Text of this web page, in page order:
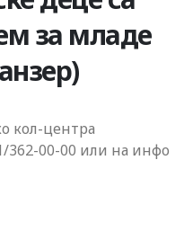
за младе
кол-центра
362-00-00 или на инфо